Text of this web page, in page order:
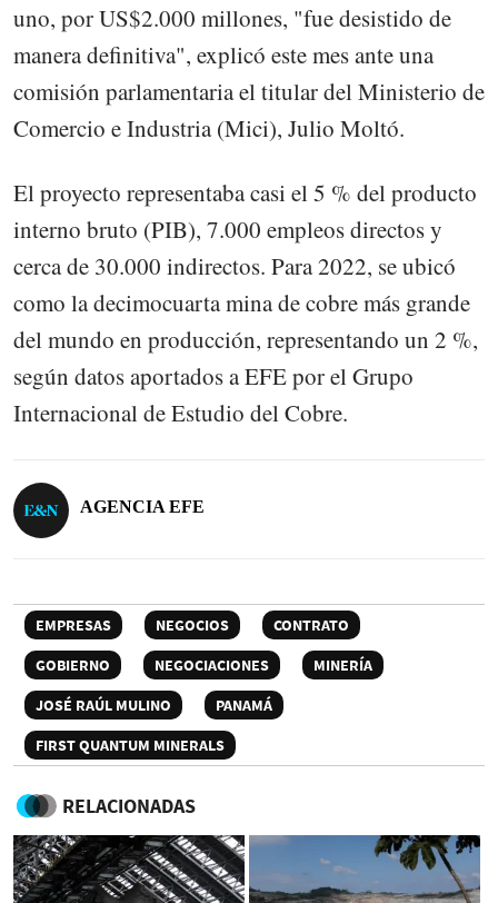
uno, por US$2.000 millones, "fue desistido de
manera definitiva", explicó este mes ante una
comisión parlamentaria el titular del Ministerio de
Comercio e Industria (Mici), Julio Moltó.
El proyecto representaba casi el 5 % del producto
interno bruto (PIB), 7.000 empleos directos y
cerca de 30.000 indirectos. Para 2022, se ubicó
como la decimocuarta mina de cobre más grande
del mundo en producción, representando un 2 %,
según datos aportados a EFE por el Grupo
Internacional de Estudio del Cobre.
AGENCIA EFE
EMPRESAS NEGOCIOS
CONTRATO
GOBIERNO
NEGOCIACIONES
MINERÍA
JOSÉ RAÚL MULINO
PANAMÁ
FIRST QUANTUM MINERALS
RELACIONADAS